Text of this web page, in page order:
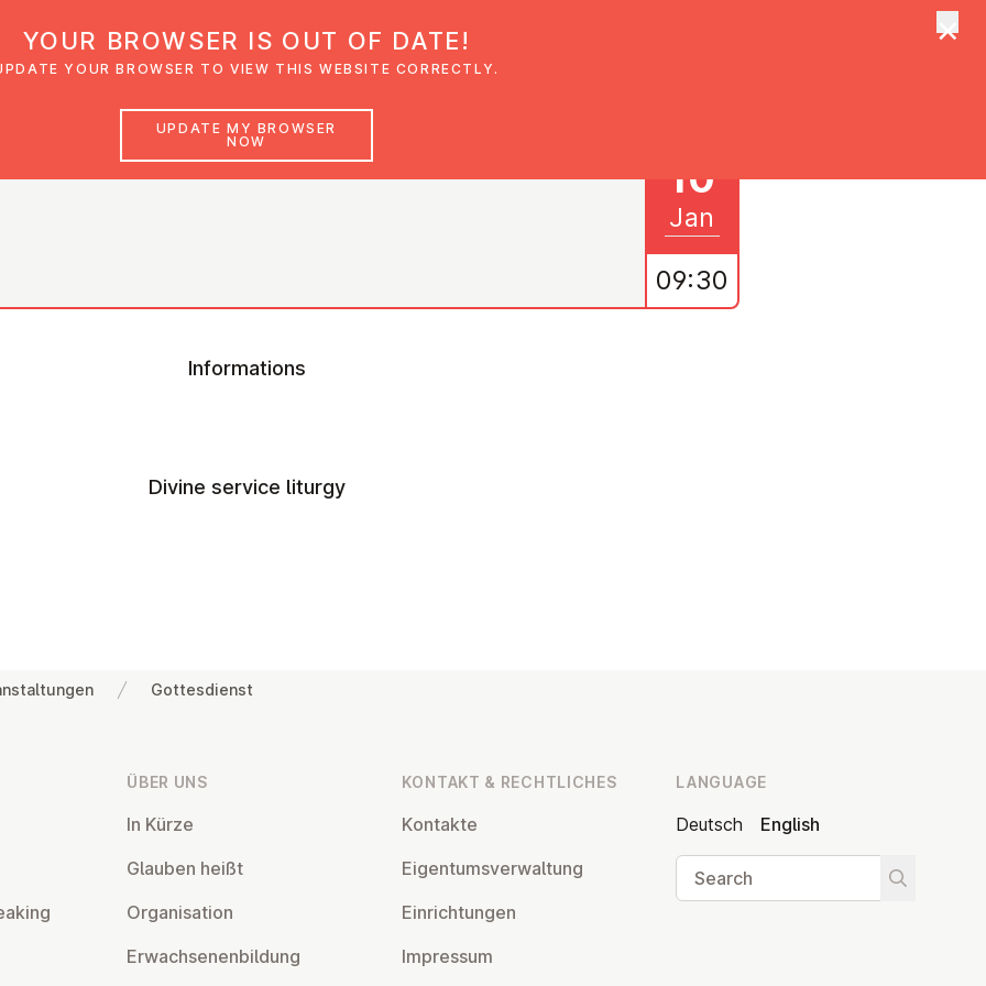
Glaubensimpulse News Veranstaltungen
10
Jan
09:30
Informations
Divine service liturgy
Gottesdienst
ÜBER UNS
In Kürze
Glauben heißt
Or­gan­isa­tion
Er­wach­sen­en­bildung
KONTAKT & RECHT­LICHES
Kontakte
Ei­gentums­ver­wal­tung
Ein­rich­tun­gen
Impressum
LANGUAGE
Deutsch
English
Search
Start
YOUR BROWSER IS OUT OF DATE!
YOUR BROWSER TO VIEW THIS WEBSITE CORRECTLY.
UPDATE MY BROWSER
NOW
×